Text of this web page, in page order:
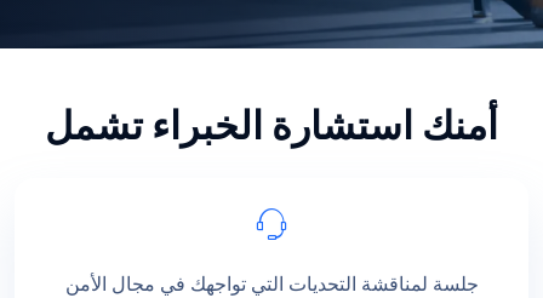
أمنك استشارة الخبراء تشمل
جلسة لمناقشة التحديات التي تواجهك في مجال الأمن